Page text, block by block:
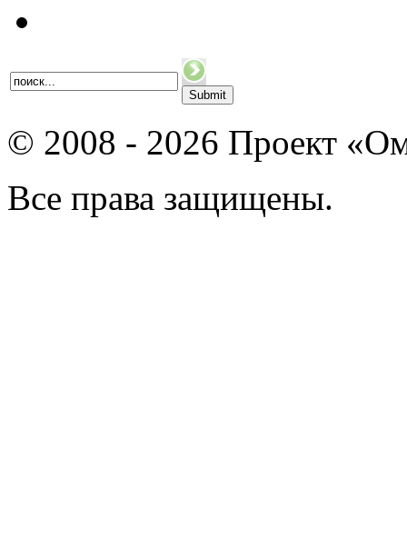
© 2008 - 2026 Проект
Все права защищены.